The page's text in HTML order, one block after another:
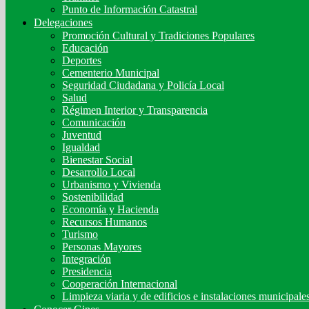
Punto de Información Catastral
Delegaciones
Promoción Cultural y Tradiciones Populares
Educación
Deportes
Cementerio Municipal
Seguridad Ciudadana y Policía Local
Salud
Régimen Interior y Transparencia
Comunicación
Juventud
Igualdad
Bienestar Social
Desarrollo Local
Urbanismo y Vivienda
Sostenibilidad
Economía y Hacienda
Recursos Humanos
Turismo
Personas Mayores
Integración
Presidencia
Cooperación Internacional
Limpieza viaria y de edificios e instalaciones